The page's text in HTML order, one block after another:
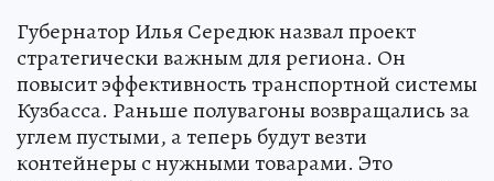
Губернатор Илья Середюк назвал проект
стратегически важным для региона. Он
повысит эффективность транспортной системы
Кузбасса. Раньше полувагоны возвращались за
углем пустыми, а теперь будут везти
контейнеры с нужными товарами. Это